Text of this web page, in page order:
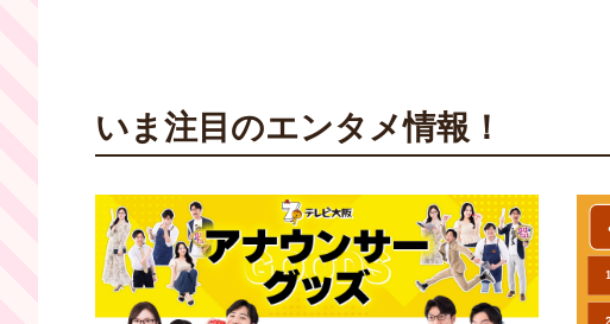
いま注目のエンタメ情報！